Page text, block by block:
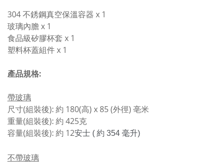
304 不銹鋼真空保溫容器 x 1
玻璃內膽 x 1
食品級矽膠杯套 x 1
塑料杯蓋組件 x 1
產品規格:
帶玻璃
尺寸(組裝後): 約 180(高) x 85 (外徑) 亳米
重量(組裝後): 約 425克
容量(組裝後): 約 12安士 ( 約 354 毫升)
不帶玻璃